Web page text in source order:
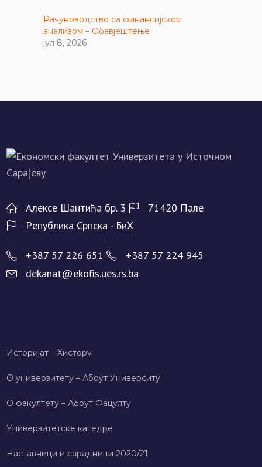
Рачуноводство са финансијском
анализом – Обавјештење
јул 8, 2026
Алeксe Шантића бр. 3
71420 Палe
Рeпублика Српска - БиХ
+387 57 226 651
+387 57 224 945
dekanat@ekofis.ues.rs.ba
Историјат – Хисторy
О универзитету – Абоут Университy
О факултету – Абоут Фацултy
Универзитетске катедре
Наставници и сарадници 2020/21